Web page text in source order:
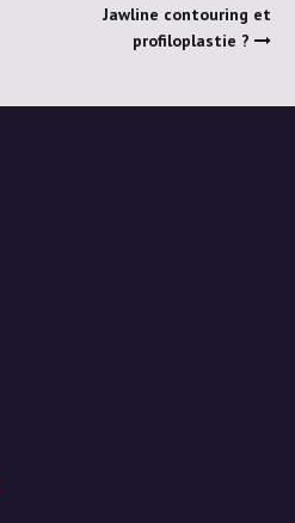
Jawline contouring et
profiloplastie ?